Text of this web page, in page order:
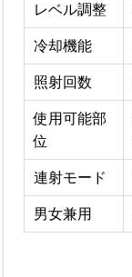
レベル調整
冷却機能
照射回数
使用可能部
位
連射モード
男女兼用